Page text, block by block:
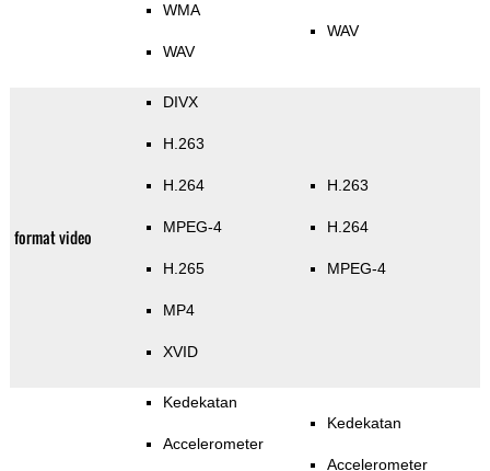
WMA
WAV
WAV
format video
DIVX
H.263
H.264
MPEG-4
H.265
MP4
XVID
H.263
H.264
MPEG-4
Kedekatan
Accelerometer
Kedekatan
Accelerometer